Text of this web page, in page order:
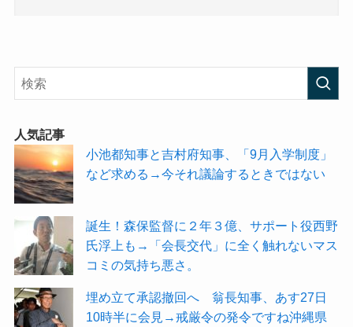
人気記事
小池都知事と吉村府知事、「9月入学制度」
など求める→今それ議論するときではない
誕生！森保監督に２年３億、サポート役西野
氏浮上も→「会長交代」に全く触れないマス
コミの気持ち悪さ。
埋め立て承認撤回へ 翁長知事、あす27日
10時半に会見→戒厳令の発令ですね沖縄県